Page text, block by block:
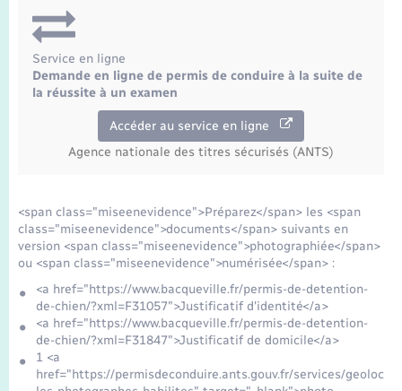
Service en ligne
Demande en ligne de permis de conduire à la suite de
la réussite à un examen
Accéder au service en ligne
Agence nationale des titres sécurisés (ANTS)
<span class="miseenevidence">Préparez</span> les <span
class="miseenevidence">documents</span> suivants en
version <span class="miseenevidence">photographiée</span>
ou <span class="miseenevidence">numérisée</span> :
<a href="https://www.bacqueville.fr/permis-de-detention-
de-chien/?xml=F31057">Justificatif d'identité</a>
<a href="https://www.bacqueville.fr/permis-de-detention-
de-chien/?xml=F31847">Justificatif de domicile</a>
1 <a
href="https://permisdeconduire.ants.gouv.fr/services/